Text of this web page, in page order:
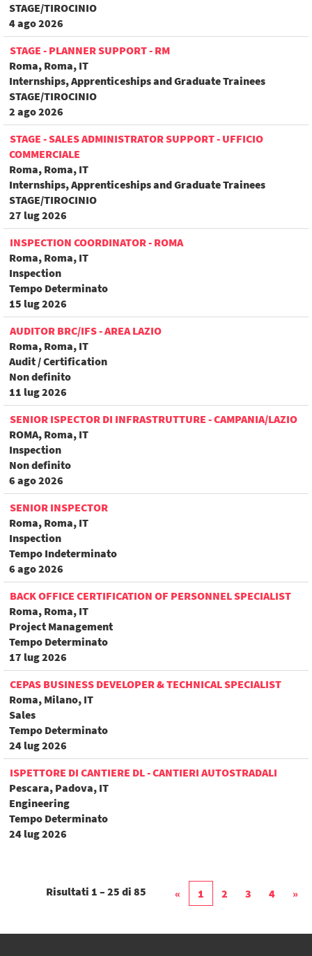
STAGE/TIROCINIO
4 ago 2026
STAGE - PLANNER SUPPORT - RM
Roma, Roma, IT
Internships, Apprenticeships and Graduate Trainees
STAGE/TIROCINIO
2 ago 2026
STAGE - SALES ADMINISTRATOR SUPPORT - UFFICIO
COMMERCIALE
Roma, Roma, IT
Internships, Apprenticeships and Graduate Trainees
STAGE/TIROCINIO
27 lug 2026
INSPECTION COORDINATOR - ROMA
Roma, Roma, IT
Inspection
Tempo Determinato
15 lug 2026
AUDITOR BRC/IFS - AREA LAZIO
Roma, Roma, IT
Audit / Certification
Non definito
11 lug 2026
SENIOR ISPECTOR DI INFRASTRUTTURE - CAMPANIA/LAZIO
ROMA, Roma, IT
Inspection
Non definito
6 ago 2026
SENIOR INSPECTOR
Roma, Roma, IT
Inspection
Tempo Indeterminato
6 ago 2026
BACK OFFICE CERTIFICATION OF PERSONNEL SPECIALIST
Roma, Roma, IT
Project Management
Tempo Determinato
17 lug 2026
CEPAS BUSINESS DEVELOPER & TECHNICAL SPECIALIST
Roma, Milano, IT
Sales
Tempo Determinato
24 lug 2026
ISPETTORE DI CANTIERE DL - CANTIERI AUTOSTRADALI
Pescara, Padova, IT
Engineering
Tempo Determinato
24 lug 2026
Risultati 1 – 25 di 85 « 1 2 3 4 »